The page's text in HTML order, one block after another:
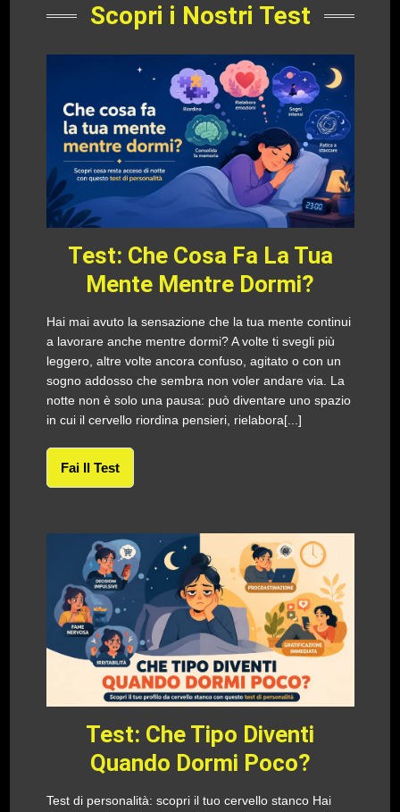
Scopri i Nostri Test
Test: Che Cosa Fa La Tua
Mente Mentre Dormi?
Hai mai avuto la sensazione che la tua mente continui
a lavorare anche mentre dormi? A volte ti svegli più
leggero, altre volte ancora confuso, agitato o con un
sogno addosso che sembra non voler andare via. La
notte non è solo una pausa: può diventare uno spazio
in cui il cervello riordina pensieri, rielabora[...]
Fai Il Test
Test: Che Tipo Diventi
Quando Dormi Poco?
Test di personalità: scopri il tuo cervello stanco Hai